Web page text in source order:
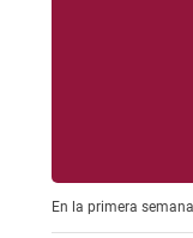
En la primera